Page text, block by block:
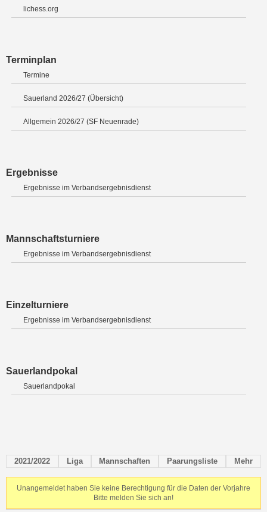
lichess.org
Terminplan
Termine
Sauerland 2026/27 (Übersicht)
Allgemein 2026/27 (SF Neuenrade)
Ergebnisse
Ergebnisse im Verbandsergebnisdienst
Mannschaftsturniere
Ergebnisse im Verbandsergebnisdienst
Einzelturniere
Ergebnisse im Verbandsergebnisdienst
Sauerlandpokal
Sauerlandpokal
2021/2022 Liga Mannschaften Paarungsliste Mehr
Unangemeldet haben Sie keine Berechtigung für die Daten der Vorjahre
Bitte melden Sie sich an!